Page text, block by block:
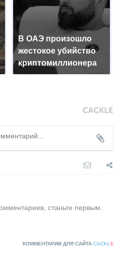
В ОАЭ произошло
жестокое убийство
криптомиллионера
станьте первым.
КОММЕНТАРИИ ДЛЯ САЙТА CACKL E